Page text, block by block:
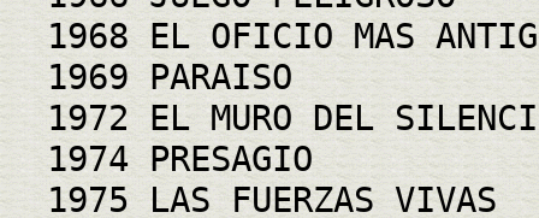
1968 EL OFICIO MAS
1969 PARAISO
1972 EL MURO DEL
1974 PRESAGIO
1975 LAS FUERZAS VIVAS